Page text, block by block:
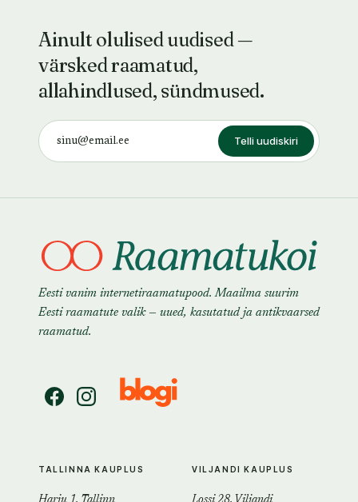
Ainult olulised uudised —
värsked raamatud,
allahindlused, sündmused.
Telli uudiskiri
Eesti vanim internetiraamatupood. Maailma suurim
Eesti raamatute valik — uued, kasutatud ja antikvaarsed
raamatud.
TALLINNA KAUPLUS VILJANDI KAUPLUS